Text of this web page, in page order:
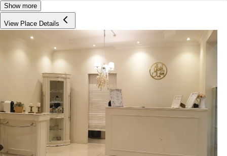
Show more
View Place Details